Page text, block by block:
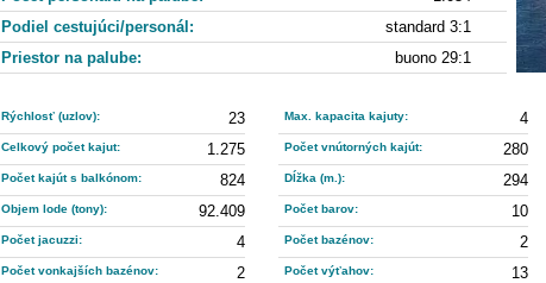
Podiel cestujúci/personál:
standard 3:1
Priestor na palube:
buono 29:1
Rýchlosť (uzlov): 23 Max. kapacita kajuty: 4
Celkový počet kajut: 1.275 Počet vnútorných kajút: 280
Počet kajút s balkónom: 824 Dĺžka (m.): 294
Objem lode (tony): 92.409 Počet barov: 10
Počet jacuzzi: 4 Počet bazénov: 2
Počet vonkajších bazénov: 2 Počet výťahov: 13